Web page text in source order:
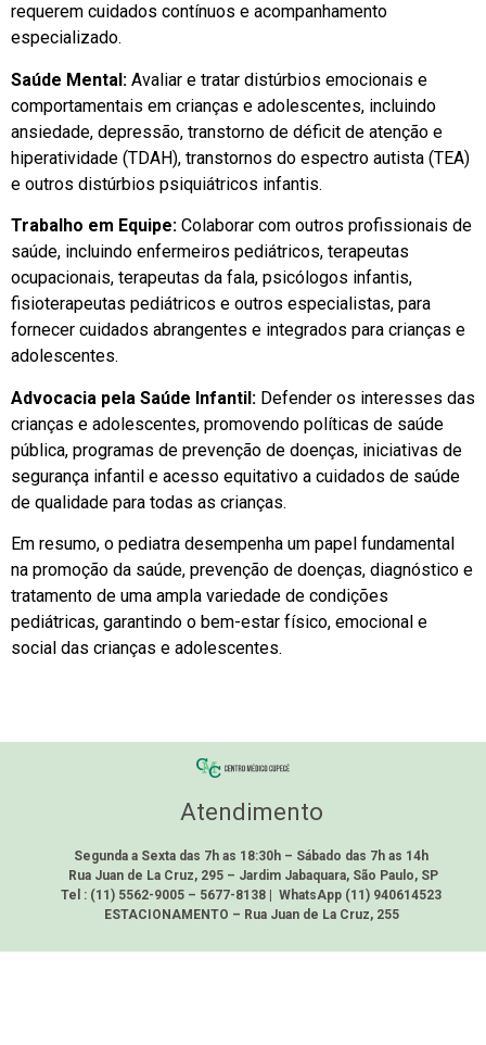
requerem cuidados contínuos e acompanhamento
especializado.
Saúde Mental: Avaliar e tratar distúrbios emocionais e
comportamentais em crianças e adolescentes, incluindo
ansiedade, depressão, transtorno de déficit de atenção e
hiperatividade (TDAH), transtornos do espectro autista (TEA)
e outros distúrbios psiquiátricos infantis.
Trabalho em Equipe: Colaborar com outros profissionais de
saúde, incluindo enfermeiros pediátricos, terapeutas
ocupacionais, terapeutas da fala, psicólogos infantis,
fisioterapeutas pediátricos e outros especialistas, para
fornecer cuidados abrangentes e integrados para crianças e
adolescentes.
Advocacia pela Saúde Infantil: Defender os interesses das
crianças e adolescentes, promovendo políticas de saúde
pública, programas de prevenção de doenças, iniciativas de
segurança infantil e acesso equitativo a cuidados de saúde
de qualidade para todas as crianças.
Em resumo, o pediatra desempenha um papel fundamental
na promoção da saúde, prevenção de doenças, diagnóstico e
tratamento de uma ampla variedade de condições
pediátricas, garantindo o bem-estar físico, emocional e
social das crianças e adolescentes.
Atendimento
Segunda a Sexta das 7h as 18:30h – Sábado das 7h as 14h
Rua Juan de La Cruz, 295 – Jardim Jabaquara, São Paulo, SP
Tel : (11) 5562-9005 – 5677-8138 | WhatsApp (11) 940614523
ESTACIONAMENTO – Rua Juan de La Cruz, 255